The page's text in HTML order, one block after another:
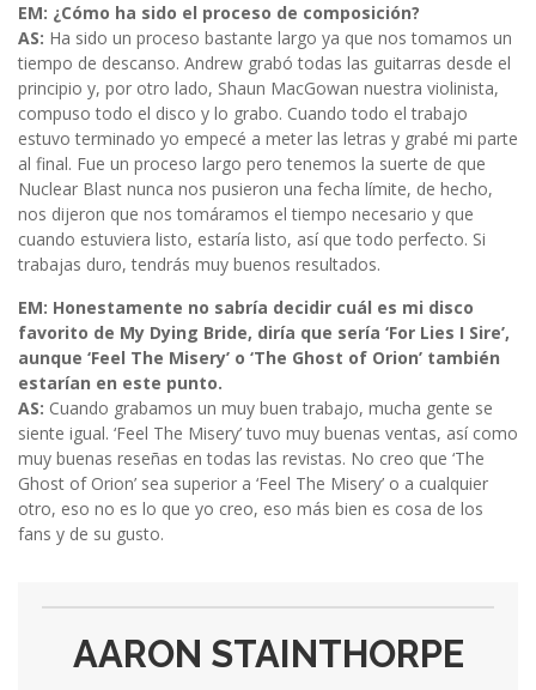
EM: ¿Cómo ha sido el proceso de composición?
AS: Ha sido un proceso bastante largo ya que nos tomamos un
tiempo de descanso. Andrew grabó todas las guitarras desde el
principio y, por otro lado, Shaun MacGowan nuestra violinista,
compuso todo el disco y lo grabo. Cuando todo el trabajo
estuvo terminado yo empecé a meter las letras y grabé mi parte
al final. Fue un proceso largo pero tenemos la suerte de que
Nuclear Blast nunca nos pusieron una fecha límite, de hecho,
nos dijeron que nos tomáramos el tiempo necesario y que
cuando estuviera listo, estaría listo, así que todo perfecto. Si
trabajas duro, tendrás muy buenos resultados.
EM: Honestamente no sabría decidir cuál es mi disco
favorito de My Dying Bride, diría que sería ‘For Lies I Sire’,
aunque ‘Feel The Misery’ o ‘The Ghost of Orion’ también
estarían en este punto.
AS: Cuando grabamos un muy buen trabajo, mucha gente se
siente igual. ‘Feel The Misery’ tuvo muy buenas ventas, así como
muy buenas reseñas en todas las revistas. No creo que ‘The
Ghost of Orion’ sea superior a ‘Feel The Misery’ o a cualquier
otro, eso no es lo que yo creo, eso más bien es cosa de los
fans y de su gusto.
AARON STAINTHORPE